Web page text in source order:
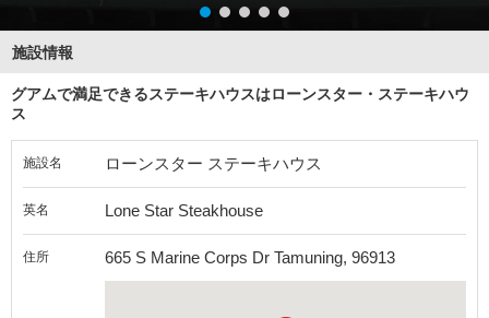
施設情報
グアムで満足できるステーキハウスはローンスター・ステーキハウ
ス
施設名 ローンスター ステーキハウス
英名 Lone Star Steakhouse
住所 665 S Marine Corps Dr Tamuning, 96913